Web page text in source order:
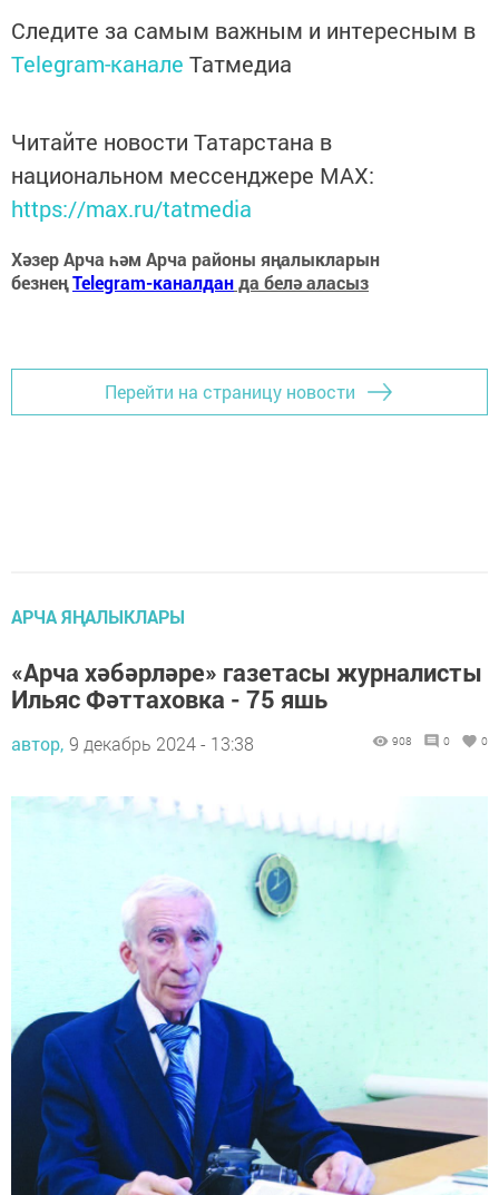
Следите за самым важным и интересным в
Telegram-канале Татмедиа
Читайте новости Татарстана в
национальном мессенджере MАХ:
https://max.ru/tatmedia
Хәзер Арча һәм Арча районы яңалыкларын
безнеңTelegram-каналданда белә аласыз
Перейти на страницу новости
АРЧА ЯҢАЛЫКЛАРЫ
«Арча хәбәрләре» газетасы журналисты
Ильяс Фәттаховка - 75 яшь
автор, 9 декабрь 2024 - 13:38 908 0 0